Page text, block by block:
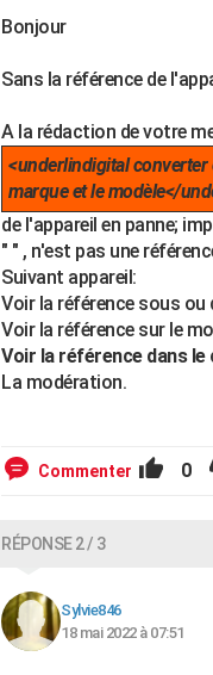
Bonjour
Sans la référence de
A la rédaction de votre
<underlindigital converter
marque et le modèle</
de l'appareil en panne;
" " , n'est pas une
Suivant appareil:
Voir la référence sous ou
Voir la référence sur le
Voir la référence dans
La modération.
Commenter 0
RÉPONSE 2 / 3
Sylvie846
18 mai 2022 à 07:51